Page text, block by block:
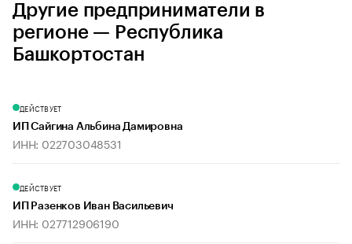
Другие предприниматели в
регионе — Республика
Башкортостан
ДЕЙСТВУЕТ
ИП Сайгина Альбина Дамировна
ИНН: 022703048531
ДЕЙСТВУЕТ
ИП Разенков Иван Васильевич
ИНН: 027712906190